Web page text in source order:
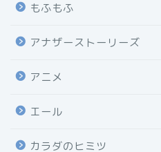
もふもふ
アナザーストーリーズ
アニメ
エール
カラダのヒミツ